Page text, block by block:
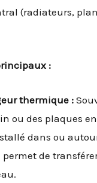
(radiateurs,
:
thermique :
ou des plaques
dans ou
permet de